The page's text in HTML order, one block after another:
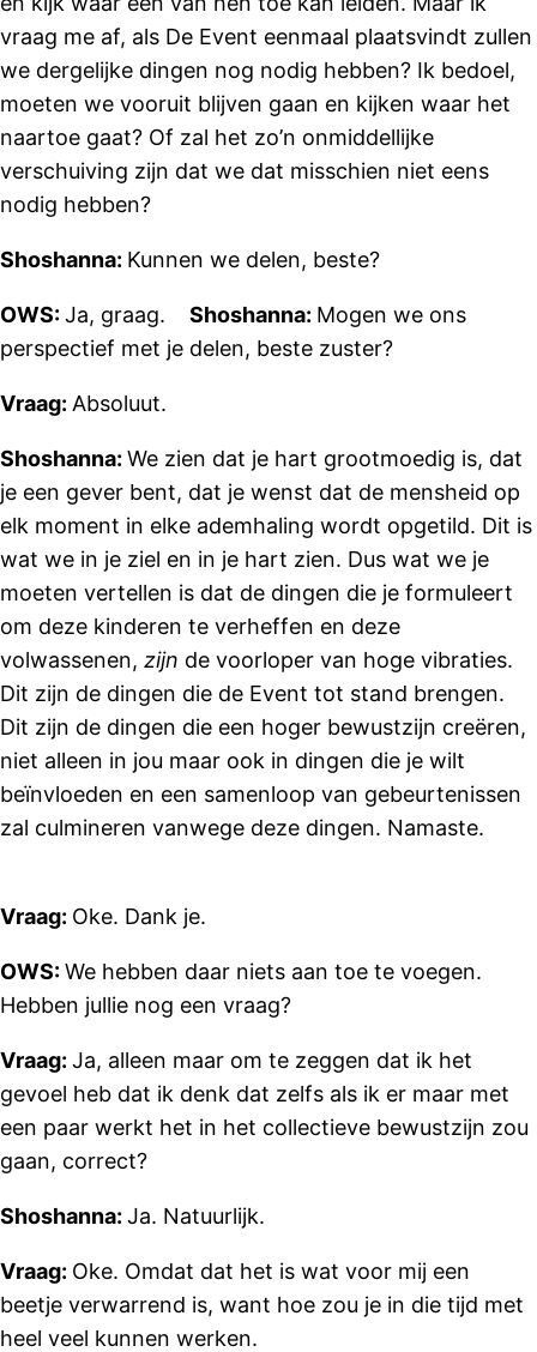
vraag me af, als De Event eenmaal plaatsvindt zullen
we dergelijke dingen nog nodig hebben? Ik bedoel,
moeten we vooruit blijven gaan en kijken waar het
naartoe gaat? Of zal het zo’n onmiddellijke
verschuiving zijn dat we dat misschien niet eens
nodig hebben?
Shoshanna: Kunnen we delen, beste?
OWS:Ja, graag. Shoshanna: Mogen we ons
perspectief met je delen, beste zuster?
Vraag: Absoluut.
Shoshanna: We zien dat je hart grootmoedig is, dat
je een gever bent, dat je wenst dat de mensheid op
elk moment in elke ademhaling wordt opgetild. Dit is
wat we in je ziel en in je hart zien. Dus wat we je
moeten vertellen is dat de dingen die je formuleert
om deze kinderen te verheffen en deze
volwassenen, zijn de voorloper van hoge vibraties.
Dit zijn de dingen die de Event tot stand brengen.
Dit zijn de dingen die een hoger bewustzijn creëren,
niet alleen in jou maar ook in dingen die je wilt
beïnvloeden en een samenloop van gebeurtenissen
zal culmineren vanwege deze dingen. Namaste.
Vraag: Oke. Dank je.
OWS:We hebben daar niets aan toe te voegen.
Hebben jullie nog een vraag?
Vraag: Ja, alleen maar om te zeggen dat ik het
gevoel heb dat ik denk dat zelfs als ik er maar met
een paar werkt het in het collectieve bewustzijn zou
gaan, correct?
Shoshanna: Ja. Natuurlijk.
Vraag: Oke. Omdat dat het is wat voor mij een
beetje verwarrend is, want hoe zou je in die tijd met
heel veel kunnen werken.